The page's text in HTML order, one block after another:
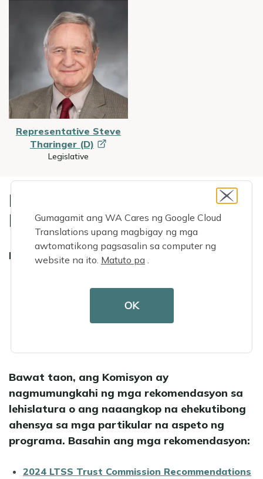
Representative Steve
Tharinger (D)
Legislative
IMPORMASYON AT ULAT
NG KOMISYON
Matuto pa tungkol sa komisyon
LTSS Trust Commission Bylaws.pdf
Bawat taon, ang Komisyon ay
nagmumungkahi ng mga rekomendasyon sa
lehislatura o ang naaangkop na ehekutibong
ahensya sa mga partikular na aspeto ng
programa. Basahin ang mga rekomendasyon:
File
2024 LTSS Trust Commission Recommendations
Gumagamit ang WA Cares ng Google Cloud
Translations upang magbigay ng mga
awtomatikong pagsasalin sa computer ng
website na ito. Matuto pa.
OK